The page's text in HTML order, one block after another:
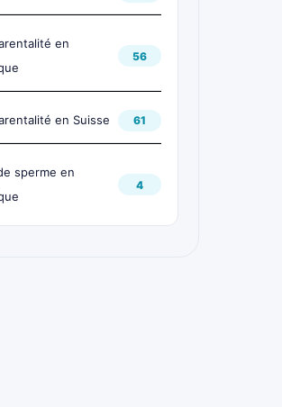
en
56
en Suisse 61
sperme en
4